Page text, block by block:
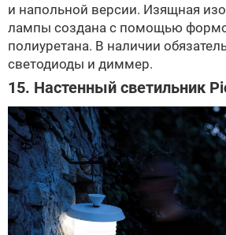
и напольной версии. Изящная
лампы создана с помощью
полиуретана. В наличии
светодиоды и диммер.
15. Настенный светильник